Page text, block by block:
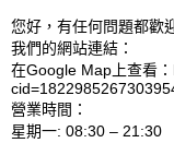
您好，有任何問題都歡
我們的網站連結：
在Google Map上查看
營業時間：
星期一: 08:30 – 21:30